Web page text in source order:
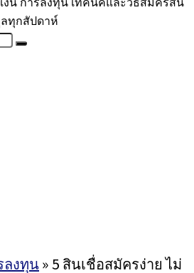
ทุกสัปดาห์
ลงทุน»5 สินเชื่อสมัครง่าย ไม่